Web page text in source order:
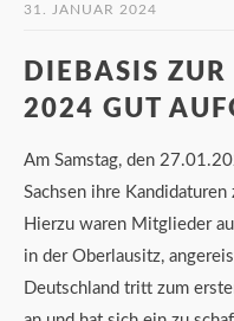
31. JANUAR 2024
DIEBASIS
2024 GUT
Am Samstag, den
Sachsen ihre
Hierzu waren Mitglieder
in der Oberlausitz,
Deutschland tritt zum